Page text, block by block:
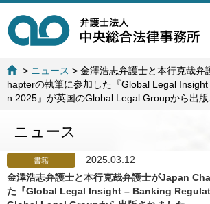
> ニュース >金澤浩志弁護士と本行克哉弁
hapterの執筆に参加した『Global Legal
n 2025』が英国のGlobal Legal Groupから出版
ニュース
書籍
2025.03.12
金澤浩志弁護士と本行克哉弁護士がJapan
た『Global Legal Insight – Banking